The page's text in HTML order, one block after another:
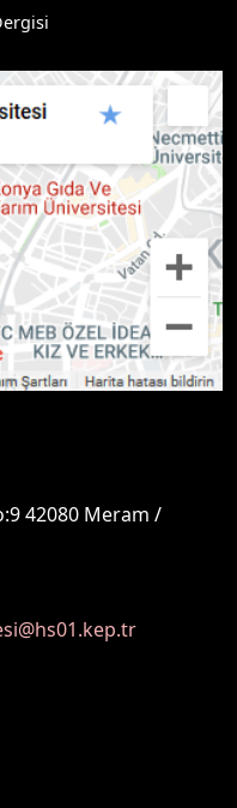
42080 Meram /